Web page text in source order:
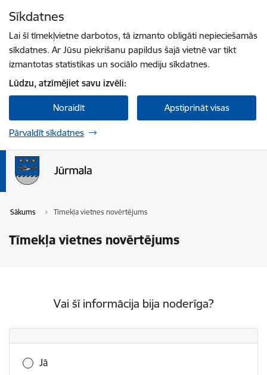
Sīkdatnes
Lai šī tīmekļvietne darbotos, tā izmanto obligāti nepieciešamās
sīkdatnes. Ar Jūsu piekrišanu papildus šajā vietnē var tikt
izmantotas statistikas un sociālo mediju sīkdatnes.
Lūdzu, atzīmējiet savu izvēli:
Noraidīt Apstiprināt visas
Pārvaldīt sīkdatnes
Sākums Tīmekļa vietnes novērtējums
Tīmekļa vietnes novērtējums
Vai šī informācija bija noderīga?
Vai šī informācija bija noderīga?
Jā